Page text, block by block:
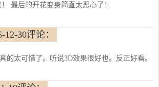
最后的开花变身简直太恶心了！
30评论：
的太可惜了。听说3D效果很好也。反正好看。